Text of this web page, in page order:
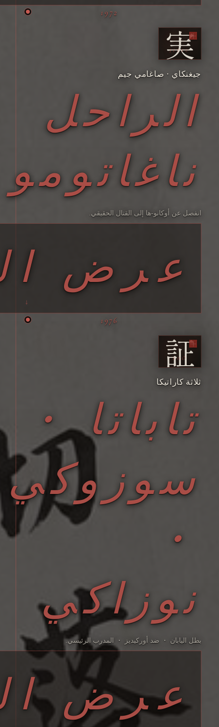
1972
実
JITSU
جيغنكاي · صاغامي جيم
الراحل
ناغاتومو
انفصل عن أوكانو-ها إلى القتال الحقيقي.
عرض
1976
証
SHŌ
ثلاثة كاراتيكا
تاباتا ・
سوزوكي
・
نوزاكي
بطل اليابان ・ ضد أوركيديز ・ المدرب الرئيسي.
عرض